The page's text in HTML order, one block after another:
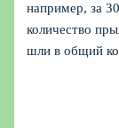
например, за
количество
шли в общий